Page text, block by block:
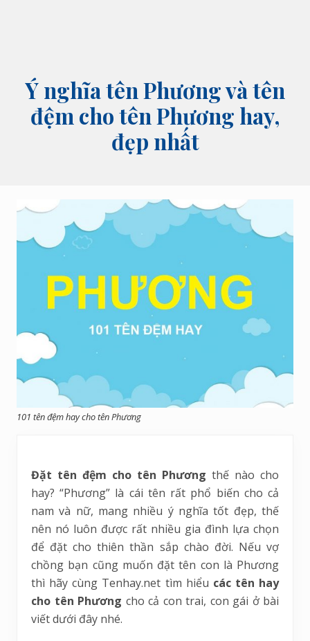
Ý nghĩa tên Phương và tên
đệm cho tên Phương hay,
đẹp nhất
101 tên đệm hay cho tên Phương
Đặt tên đệm cho tên Phương thế nào cho
hay? “Phương” là cái tên rất phổ biến cho cả
nam và nữ, mang nhiều ý nghĩa tốt đẹp, thế
nên nó luôn được rất nhiều gia đình lựa chọn
để đặt cho thiên thần sắp chào đời. Nếu vợ
chồng bạn cũng muốn đặt tên con là Phương
thì hãy cùng Tenhay.net tìm hiểu các tên hay
cho tên Phương cho cả con trai, con gái ở bài
viết dưới đây nhé.